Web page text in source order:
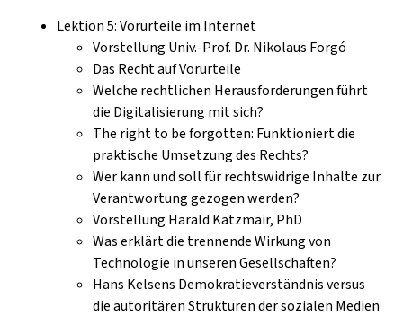
Lektion 5: Vorurteile im Internet
Vorstellung Univ.-Prof. Dr. Nikolaus Forgó
Das Recht auf Vorurteile
Welche rechtlichen Herausforderungen führt
die Digitalisierung mit sich?
The right to be forgotten: Funktioniert die
praktische Umsetzung des Rechts?
Wer kann und soll für rechtswidrige Inhalte zur
Verantwortung gezogen werden?
Vorstellung Harald Katzmair, PhD
Was erklärt die trennende Wirkung von
Technologie in unseren Gesellschaften?
Hans Kelsens Demokratieverständnis versus
die autoritären Strukturen der sozialen Medien